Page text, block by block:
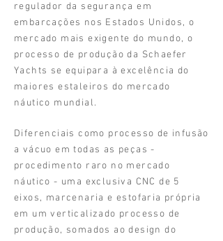
regulador da segurança em
embarcações nos Estados Unidos, o
mercado mais exigente do mundo, o
processo de produção da Schaefer
Yachts se equipara à excelência do
maiores estaleiros do mercado
náutico mundial.
Diferenciais como processo de infusão
a vácuo em todas as peças -
procedimento raro no mercado
náutico - uma exclusiva CNC de 5
eixos, marcenaria e estofaria própria
em um verticalizado processo de
produção, somados ao design do